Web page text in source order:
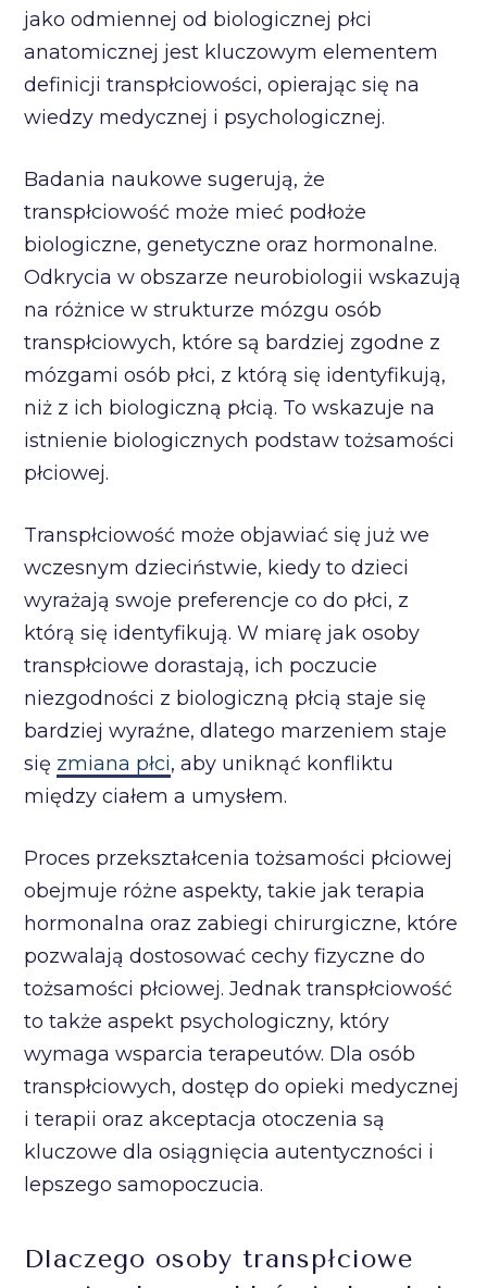
jako odmiennej od biologicznej płci
anatomicznej jest kluczowym elementem
definicji transpłciowości, opierając się na
wiedzy medycznej i psychologicznej.
Badania naukowe sugerują, że
transpłciowość może mieć podłoże
biologiczne, genetyczne oraz hormonalne.
Odkrycia w obszarze neurobiologii wskazują
na różnice w strukturze mózgu osób
transpłciowych, które są bardziej zgodne z
mózgami osób płci, z którą się identyfikują,
niż z ich biologiczną płcią. To wskazuje na
istnienie biologicznych podstaw tożsamości
płciowej.
Transpłciowość może objawiać się już we
wczesnym dzieciństwie, kiedy to dzieci
wyrażają swoje preferencje co do płci, z
którą się identyfikują. W miarę jak osoby
transpłciowe dorastają, ich poczucie
niezgodności z biologiczną płcią staje się
bardziej wyraźne, dlatego marzeniem staje
się zmiana płci, aby uniknąć konfliktu
między ciałem a umysłem.
Proces przekształcenia tożsamości płciowej
obejmuje różne aspekty, takie jak terapia
hormonalna oraz zabiegi chirurgiczne, które
pozwalają dostosować cechy fizyczne do
tożsamości płciowej. Jednak transpłciowość
to także aspekt psychologiczny, który
wymaga wsparcia terapeutów. Dla osób
transpłciowych, dostęp do opieki medycznej
i terapii oraz akceptacja otoczenia są
kluczowe dla osiągnięcia autentyczności i
lepszego samopoczucia.
Dlaczego osoby transpłciowe